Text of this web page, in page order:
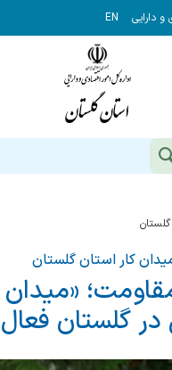
و دارایی EN
گلستان
کار استان گلستان
«میدان